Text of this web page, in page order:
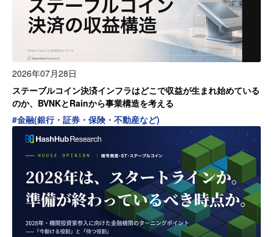
2026年07月28日
ステーブルコイン決済インフラはどこで収益が生まれ始めている
のか、BVNKとRainから事業構造を考える
#金融(銀行・証券・保険・不動産など)